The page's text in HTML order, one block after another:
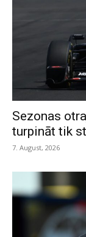
Sezonas
turpināt tik
7. August, 2026